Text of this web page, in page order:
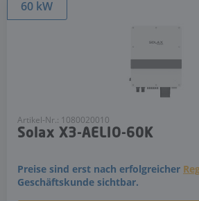
60 kW
Artikel-Nr.: 1080020010
Solax X3-AELIO-60K
Preise sind erst nach erfolgreicher
Geschäftskunde sichtbar.